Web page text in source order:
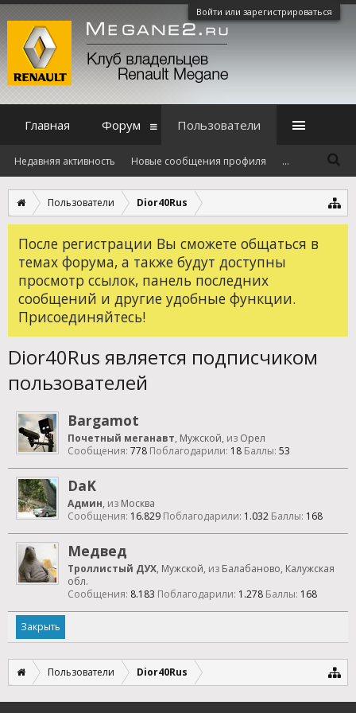
Войти или зарегистрироваться
Пользователи Dior40Rus
После регистрации Вы сможете общаться в
темах форума, а также будут доступны
просмотр ссылок, панель последних
сообщений и другие удобные функции.
Присоединяйтесь!
Dior40Rus является подписчиком
пользователей
Bargamot
Почетный меганавт, Мужской, из Орел
Сообщения: 778 Поблагодарили: 18 Баллы: 53
DaK
Админ, из Москва
Сообщения: 16.829 Поблагодарили: 1.032 Баллы: 168
Медвед
Троллистый ДУХ, Мужской, из Балабаново, Калужская
обл.
Сообщения: 8.183 Поблагодарили: 1.278 Баллы: 168
Закрыть
Пользователи Dior40Rus
Главная Форум Пользователи
Недавняя активность Новые сообщения профиля ...